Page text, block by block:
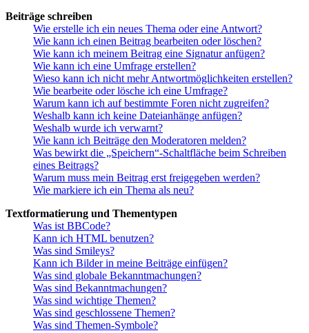
Beiträge schreiben
Wie erstelle ich ein neues Thema oder eine Antwort?
Wie kann ich einen Beitrag bearbeiten oder löschen?
Wie kann ich meinem Beitrag eine Signatur anfügen?
Wie kann ich eine Umfrage erstellen?
Wieso kann ich nicht mehr Antwortmöglichkeiten erstellen?
Wie bearbeite oder lösche ich eine Umfrage?
Warum kann ich auf bestimmte Foren nicht zugreifen?
Weshalb kann ich keine Dateianhänge anfügen?
Weshalb wurde ich verwarnt?
Wie kann ich Beiträge den Moderatoren melden?
Was bewirkt die „Speichern“-Schaltfläche beim Schreiben
eines Beitrags?
Warum muss mein Beitrag erst freigegeben werden?
Wie markiere ich ein Thema als neu?
Textformatierung und Thementypen
Was ist BBCode?
Kann ich HTML benutzen?
Was sind Smileys?
Kann ich Bilder in meine Beiträge einfügen?
Was sind globale Bekanntmachungen?
Was sind Bekanntmachungen?
Was sind wichtige Themen?
Was sind geschlossene Themen?
Was sind Themen-Symbole?